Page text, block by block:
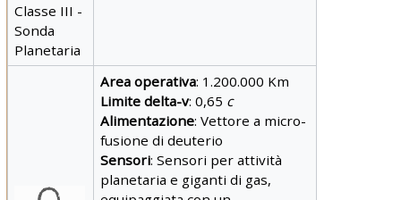
Classe III -
Sonda
Planetaria
Area operativa: 1.200.000 Km
Limite delta-v: 0,65 c
Alimentazione: Vettore a micro-
fusione di deuterio
Sensori: Sensori per attività
planetaria e giganti di gas,